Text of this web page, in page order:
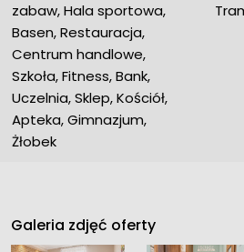
zabaw, Hala sportowa,
Basen, Restauracja,
Centrum handlowe,
Szkoła, Fitness, Bank,
Uczelnia, Sklep, Kościół,
Apteka, Gimnazjum,
Żłobek
Galeria zdjęć oferty